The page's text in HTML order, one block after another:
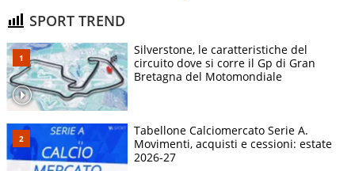
SPORT TREND
Silverstone, le caratteristiche del
circuito dove si corre il Gp di Gran
Bretagna del Motomondiale
Tabellone Calciomercato Serie A.
Movimenti, acquisti e cessioni: estate
2026-27